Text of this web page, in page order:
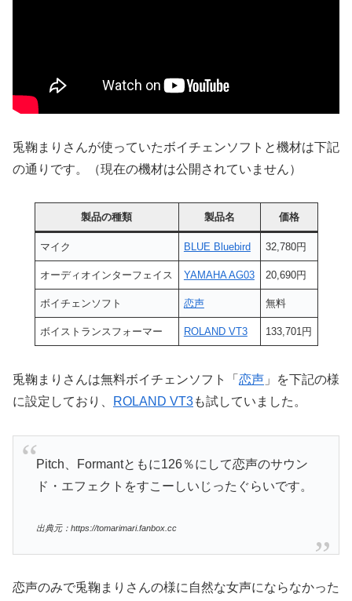
兎鞠まりさんが使っていたボイチェンソフトと機材は下記
の通りです。（現在の機材は公開されていません）
製品の種類 製品名 価格
マイク BLUE Bluebird 32,780円
オーディオインターフェイス YAMAHA AG03 20,690円
ボイチェンソフト 恋声 無料
ボイストランスフォーマー ROLAND VT3 133,701円
兎鞠まりさんは無料ボイチェンソフト「 恋声 」を下記の様
に設定しており、
ROLAND VT3も試していました。
Pitch、Formantともに126％にして恋声のサウン
ド・エフェクトをすこーしいじったぐらいです。
出典元：https://tomarimari.fanbox.cc
恋声のみで兎鞠まりさんの様に自然な女声にならなかった